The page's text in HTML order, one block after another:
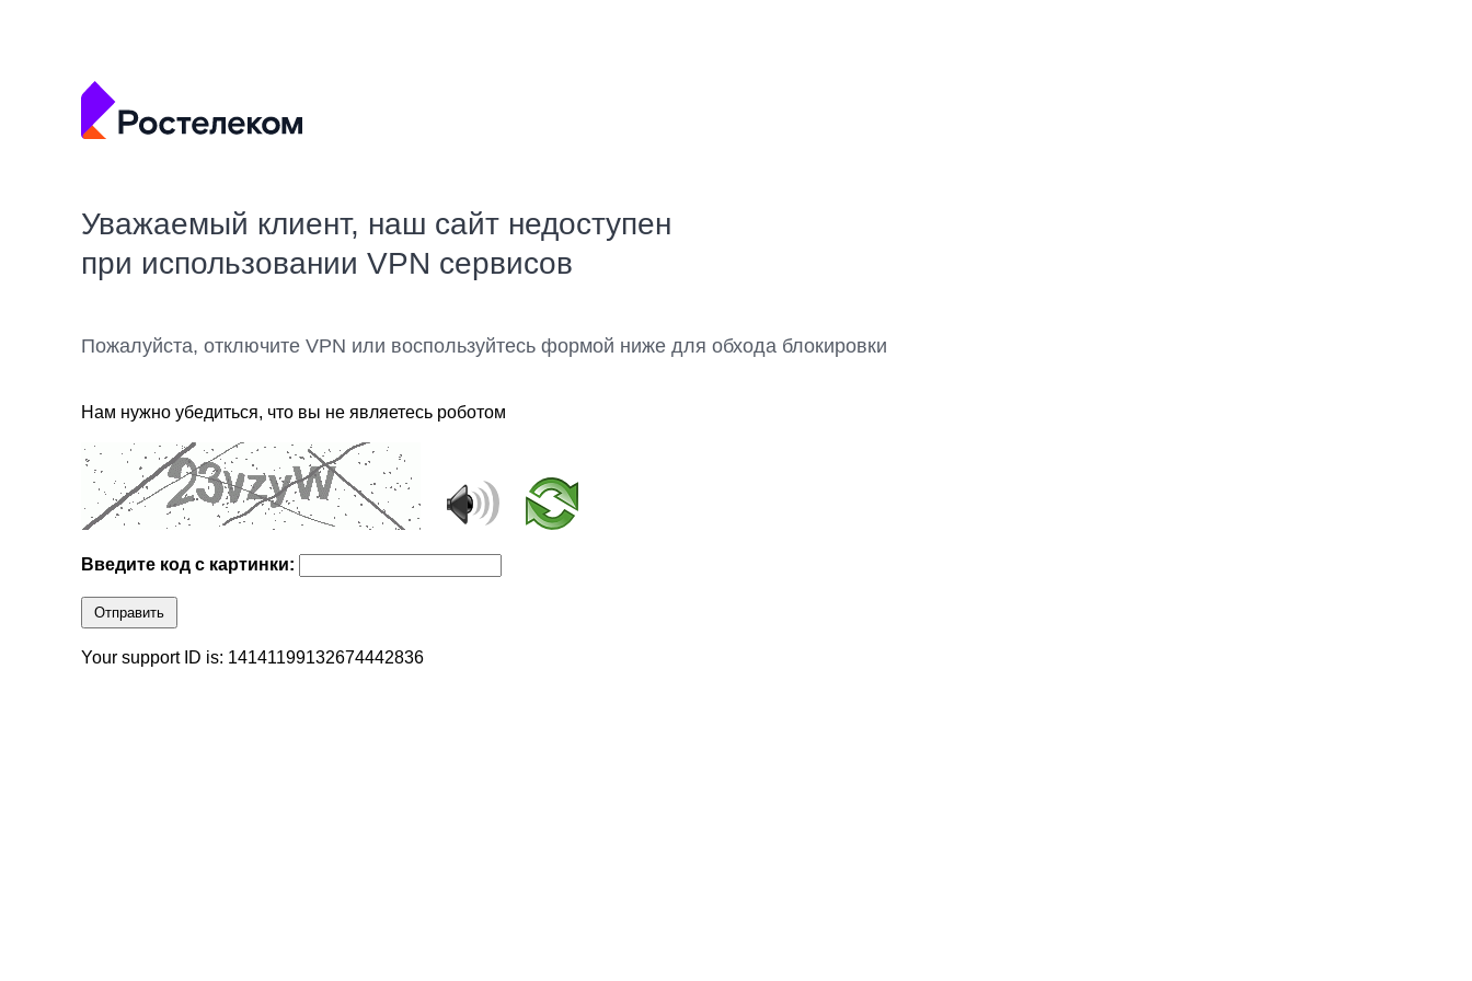
Уважаемый клиент, наш сайт недоступен
при использовании VPN сервисов
Пожалуйста, отключите VPN или воспользуйтесь формой ниже для обхода блокировки
Нам нужно убедиться, что вы не являетесь роботом
Введите код с картинки:
Отправить
Your support ID is: 14141199132674442836